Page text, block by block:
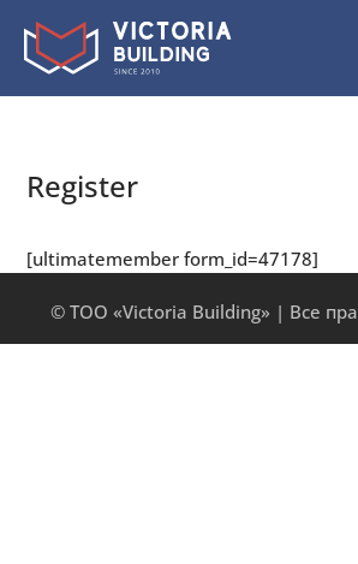
Register
[ultimatemember form_id=47178]
© ТОО «Victoria Building» | Все